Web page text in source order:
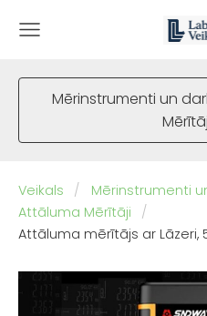
Mērinstrumenti un
Veikals
Mērinstrumenti
Attāluma Mērītāji
Attāluma mērītājs ar Lāzeri,